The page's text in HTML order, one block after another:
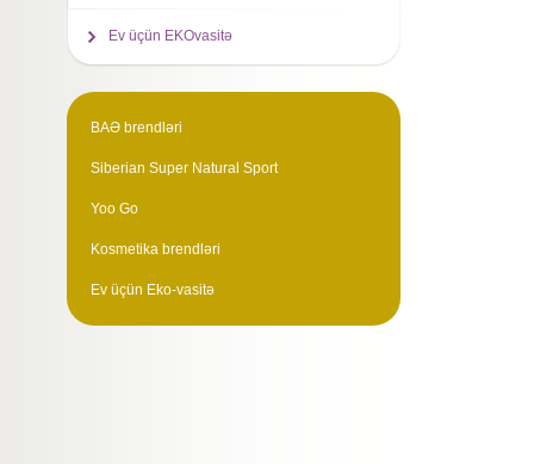
Ev üçün EKOvasitə
BAƏ brendləri
Siberian Super Natural Sport
Yoo Go
Kosmetika brendləri
Ev üçün Eko-vasitə